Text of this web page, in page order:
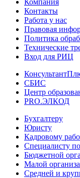
Контакты
Работа у нас
Правовая
Политика
Технические
Вход для РИЦ
СБИС
Центр
PRO.ЭЛКОД
Бухгалтеру
Юристу
Кадровому
Специалисту
Бюджетной
Малой
Средней и